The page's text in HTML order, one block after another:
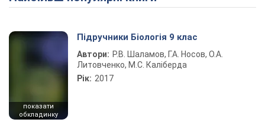
показати
обкладинку
Підручники Біологія 9 клас
Автори: Р.В. Шаламов, Г.А. Носов, О.А.
Литовченко, М.С. Каліберда
Рік: 2017